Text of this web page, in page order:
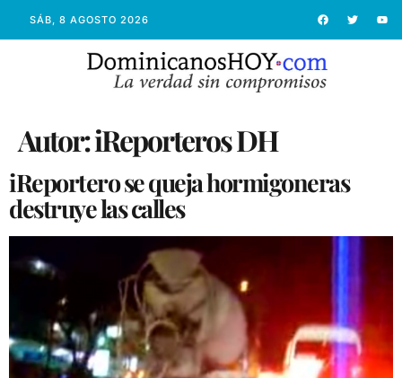
SÁB, 8 AGOSTO 2026
Autor:iReporteros DH
iReportero se queja hormigoneras
destruye las calles